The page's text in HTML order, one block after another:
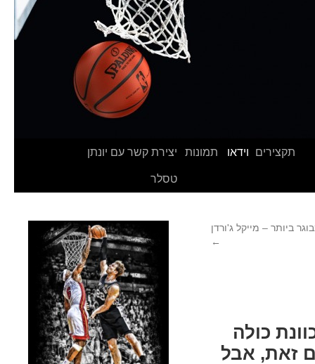
תקצירים וידאו תמונות יצירת קשר עם יונתן
טסלר
ביותר – מייקל ג'ורדן
←
כולה
זאת, אבל